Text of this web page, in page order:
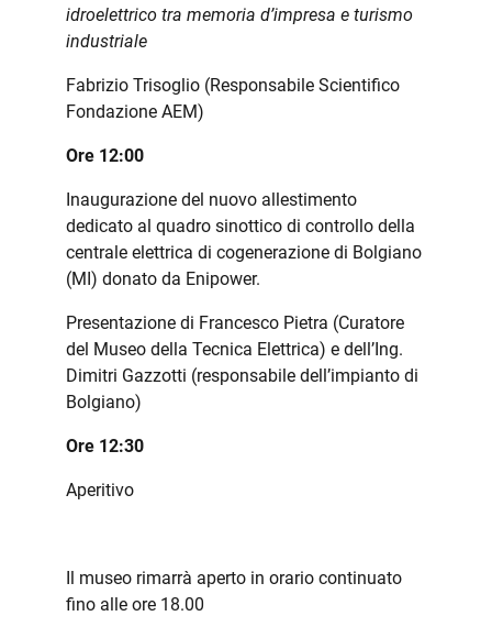
idroelettrico tra memoria d’impresa e turismo
industriale
Fabrizio Trisoglio (Responsabile Scientifico
Fondazione AEM)
Ore 12:00
Inaugurazione del nuovo allestimento
dedicato al quadro sinottico di controllo della
centrale elettrica di cogenerazione di Bolgiano
(MI) donato da Enipower.
Presentazione di Francesco Pietra (Curatore
del Museo della Tecnica Elettrica) e dell’Ing.
Dimitri Gazzotti (responsabile dell’impianto di
Bolgiano)
Ore 12:30
Aperitivo
Il museo rimarrà aperto in orario continuato
fino alle ore 18.00